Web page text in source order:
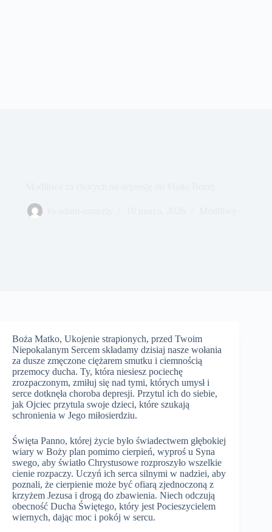
Boża Matko, Ukojenie strapionych, przed Twoim
Niepokalanym Sercem składamy dzisiaj nasze wołania
za dusze zmęczone ciężarem smutku i ciemnością
przemocy ducha. Ty, która niesiesz pociechę
zrozpaczonym, zmiłuj się nad tymi, których umysł i
serce dotknęła choroba depresji. Przytul ich do siebie,
jak Ojciec przytula swoje dzieci, które szukają
schronienia w Jego miłosierdziu.
Święta Panno, której życie było świadectwem głębokiej
wiary w Boży plan pomimo cierpień, wyproś u Syna
swego, aby światło Chrystusowe rozproszyło wszelkie
cienie rozpaczy. Uczyń ich serca silnymi w nadziei, aby
poznali, że cierpienie może być ofiarą zjednoczoną z
krzyżem Jezusa i drogą do zbawienia. Niech odczują
obecność Ducha Świętego, który jest Pocieszycielem
wiernych, dając moc i pokój w sercu.